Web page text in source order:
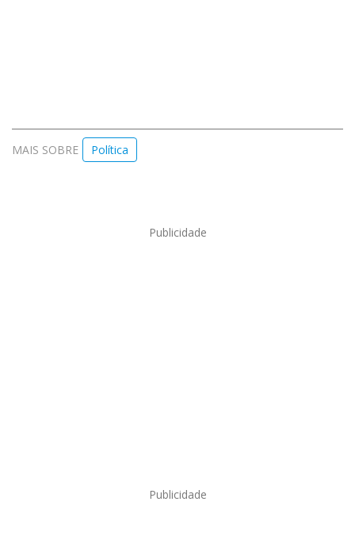
MAIS SOBRE Política
Publicidade
Publicidade